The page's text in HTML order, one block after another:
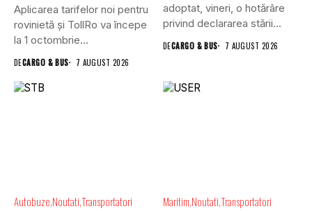
Aplicarea tarifelor noi pentru
rovinietă și TollRo va începe
la 1 octombrie...
DECARGO & BUS 7 AUGUST 2026
adoptat, vineri, o hotărâre
privind declararea stării...
DECARGO & BUS 7 AUGUST 2026
Autobuze NoutatiTransportatori Maritim NoutatiTransportatori